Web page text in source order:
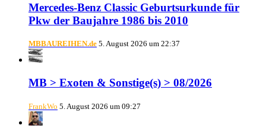
Mercedes-Benz Classic Geburtsurkunde für
Pkw der Baujahre 1986 bis 2010
MBBAUREIHEN.de 5. August 2026 um 22:37
MB > Exoten & Sonstige(s) > 08/2026
FrankWo 5. August 2026 um 09:27